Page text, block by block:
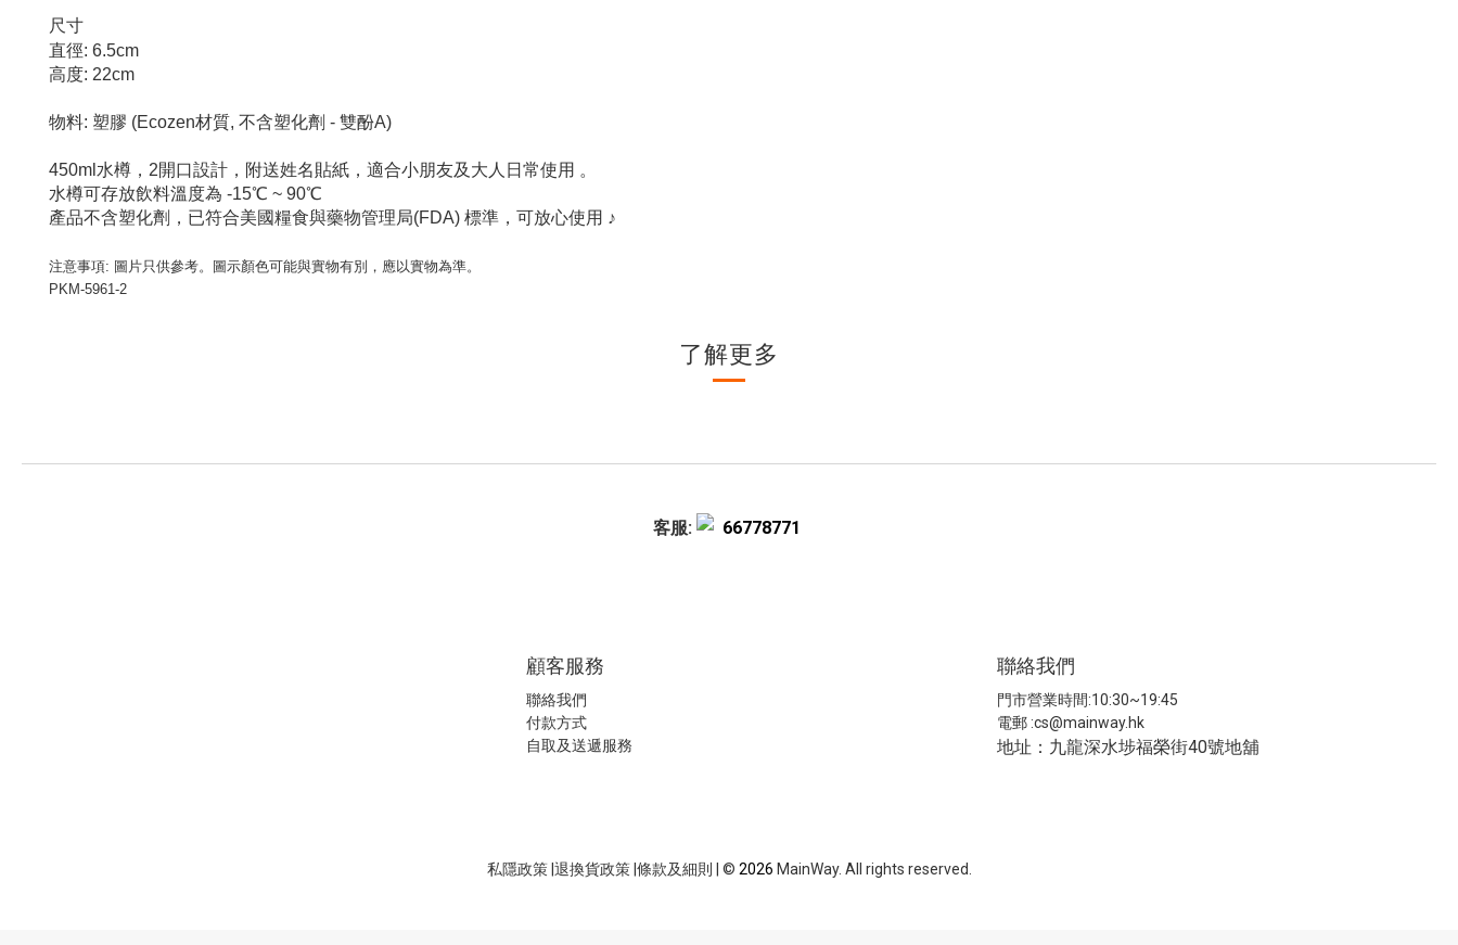
尺寸
直徑: 6.5cm
高度: 22cm
物料: 塑膠 (Ecozen材質, 不含塑化劑 - 雙酚A)
450ml水樽，2開口設計，附送姓名貼紙，適合小朋友及大人日常使用 。
水樽可存放飲料溫度為 -15℃ ~ 90℃
產品不含塑化劑，已符合美國糧食與藥物管理局(FDA) 標準，可放心使用 ♪
注意事項: 圖片只供參考。圖示顏色可能與實物有別，應以實物為準。
PKM-5961-2
了解更多
客服: 66778771
顧客服務
聯絡我們
付款方式
自取及送遞服務
聯絡我們
門市營業時間:10:30~19:45
電郵 :cs@mainway.hk
地址：九龍深水埗福榮街40號地舖
私隱政策| 退換貨政策 條款及細則 | © 2026 MainWay. All rights reserved.